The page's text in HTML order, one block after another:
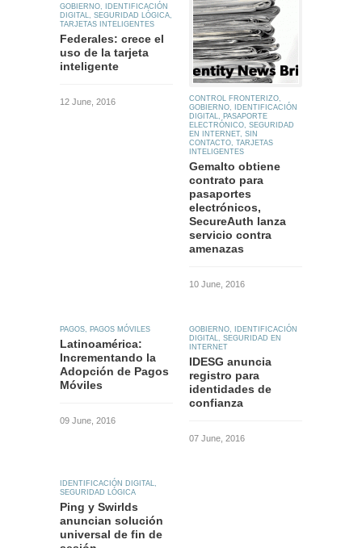
GOBIERNO,
IDENTIFICACIÓN
DIGITAL, SEGURIDAD LÓGICA,
TARJETAS INTELIGENTES
Federales: crece el
uso de la tarjeta
inteligente
12 June, 2016 CONTROL FRONTERIZO,
GOBIERNO,
IDENTIFICACIÓN
DIGITAL, PASAPORTE
ELECTRÓNICO, SEGURIDAD
EN INTERNET, SIN
CONTACTO, TARJETAS
INTELIGENTES
Gemalto obtiene
contrato para
pasaportes
electrónicos,
SecureAuth lanza
servicio contra
amenazas
10 June, 2016
PAGOS, PAGOS MÓVILES
Latinoamérica:
Incrementando la
Adopción de Pagos
Móviles
09 June, 2016
GOBIERNO,
IDENTIFICACIÓN
DIGITAL, SEGURIDAD EN
INTERNET
IDESG anuncia
registro para
identidades de
confianza
07 June, 2016
IDENTIFICACIÓN DIGITAL,
SEGURIDAD LÓGICA
Ping y Swirlds
anuncian solución
universal de fin de